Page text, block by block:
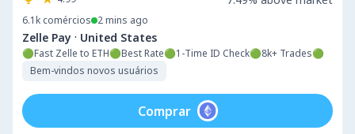
6.1k comércios 2 mins ago
Zelle Pay · United States
🟢Fast Zelle to ETH🟢Best Rate🟢1-Time ID Check🟢8k+ Trades🟢
Bem-vindos novos usuários
Comprar